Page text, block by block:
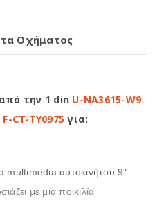
Οχήματος
την 1 din U-NA3615-W9
F-CT-TY0975 για:
multimedia αυτοκινήτου 9″
με μια ποικιλία